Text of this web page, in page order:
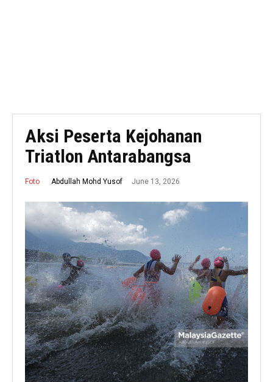
Aksi Peserta Kejohanan
Triatlon Antarabangsa
Foto Abdullah Mohd Yusof June 13, 2026